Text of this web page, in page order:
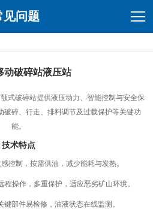
见问题
动破碎站液压站
式破碎站提供液压动力、智能控制与安全保
破碎、行走、排料调节及过载保护等关键功
能。
技术特点
控制，按需供油，减少能耗与发热。
操作，多重保护，适应恶劣矿山环境。
部件易检修，油液状态在线监测。